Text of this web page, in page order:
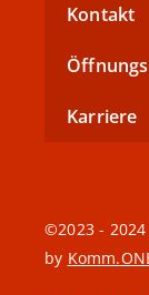
Kontakt
Karriere
©2023 -
by